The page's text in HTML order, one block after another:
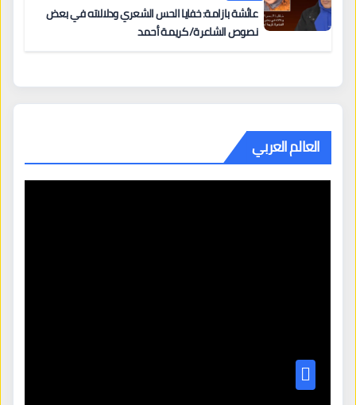
عائشة بازامة: خفايا الحس الشعري ودلالاته في بعض
نصوص الشاعرة/ كريمة أحمد
العالم العربي